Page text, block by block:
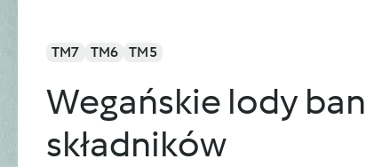
TM7 TM6 TM5
Wegańskie lody
składników